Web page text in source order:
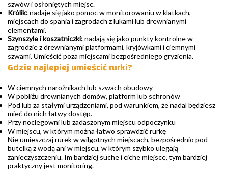
szwów i osłoniętych miejsc.
Królik:nadaje się jako pomoc w monitorowaniu w klatkach,
miejscach do spania i zagrodach z lukami lub drewnianymi
elementami.
Szynszyle i koszatniczki:nadają się jako punkty kontrolne w
zagrodzie z drewnianymi platformami, kryjówkami i ciemnymi
szwami. Umieścić poza miejscami bezpośredniego gryzienia.
Gdzie najlepiej umieścić rurki?
W ciemnych narożnikach lub szwach obudowy
W pobliżu drewnianych domów, platform lub schronów
Pod lub za stałymi urządzeniami, pod warunkiem, że nadal będziesz
mieć do nich łatwy dostęp.
Przy noclegowni lub zadaszonym miejscu odpoczynku
W miejscu, w którym można łatwo sprawdzić rurkę
Nie umieszczaj rurek w wilgotnych miejscach, bezpośrednio pod
butelką z wodą ani w miejscu, w którym szybko ulegają
zanieczyszczeniu. Im bardziej suche i ciche miejsce, tym bardziej
praktyczny jest monitoring.